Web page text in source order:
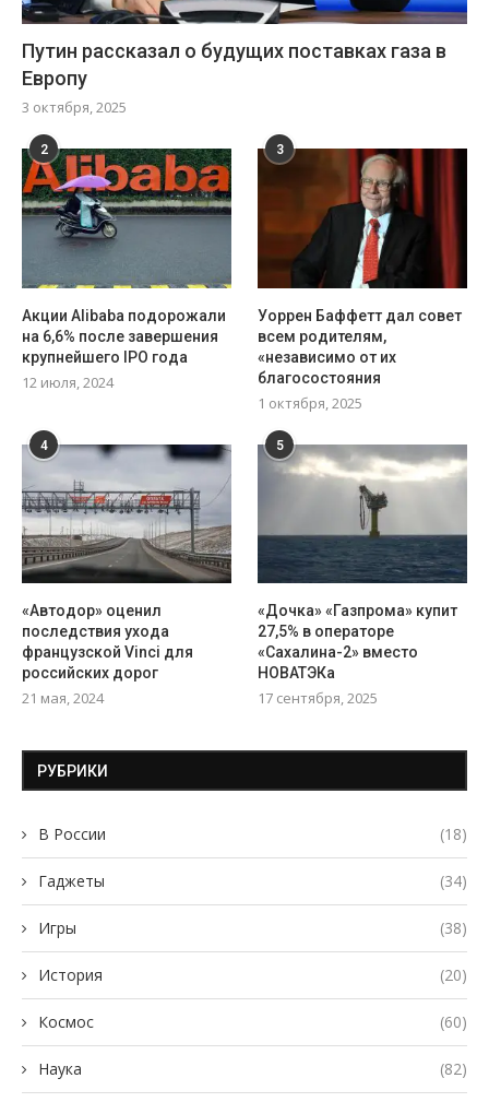
Путин рассказал о будущих поставках газа в
Европу
3 октября, 2025
2
Акции Alibaba подорожали
на 6,6% после завершения
крупнейшего IPO года
12 июля, 2024
3
Уоррен Баффетт дал совет
всем родителям,
«независимо от их
благосостояния
1 октября, 2025
4
«Автодор» оценил
последствия ухода
французской Vinci для
российских дорог
21 мая, 2024
5
«Дочка» «Газпрома» купит
27,5% в операторе
«Сахалина-2» вместо
НОВАТЭКа
17 сентября, 2025
РУБРИКИ
В России (18)
Гаджеты (34)
Игры (38)
История (20)
Космос (60)
Наука (82)